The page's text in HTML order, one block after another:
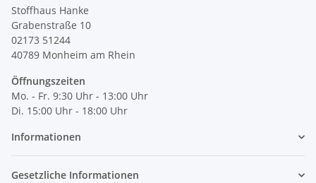
Stoffhaus Hanke
Grabenstraße 10
02173 51244
40789 Monheim am Rhein
Öffnungszeiten
Mo. - Fr. 9:30 Uhr - 13:00 Uhr
Di. 15:00 Uhr - 18:00 Uhr
Informationen
Gesetzliche Informationen